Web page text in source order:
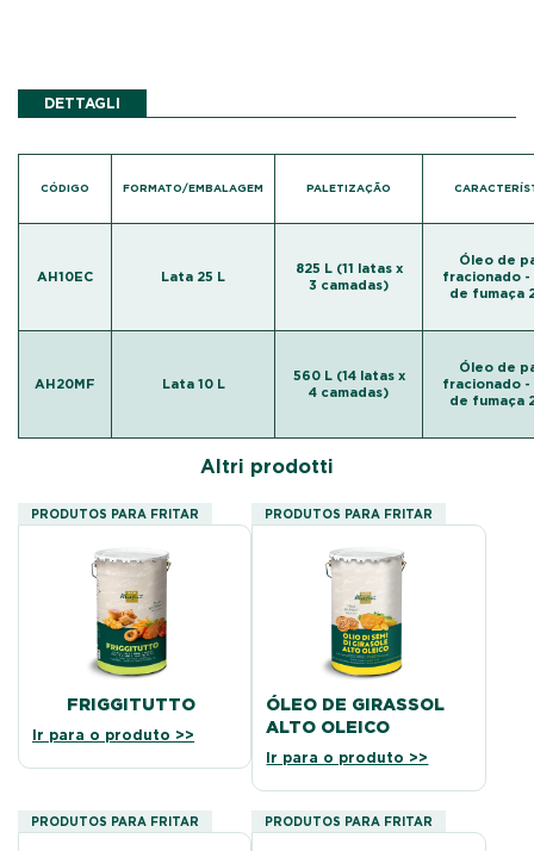
DETTAGLI
CÓDIGO FORMATO/EMBALAGEM
AH10EC Lata 25 L
AH20MF Lata 10 L
PALETIZAÇÃO
825 L (11 latas x
3 camadas)
Óleo de
fracionado
de fumaça
560 L (14 latas x
4 camadas)
Óleo de
fracionado
de fumaça
Altri prodotti
PRODUTOS PARA FRITAR
FRIGGITUTTO
Ir para o produto >>
PRODUTOS PARA FRITAR
ÓLEO DE GIRASSOL
ALTO OLEICO
Ir para o produto >>
PRODUTOS PARA FRITAR PRODUTOS PARA FRITAR